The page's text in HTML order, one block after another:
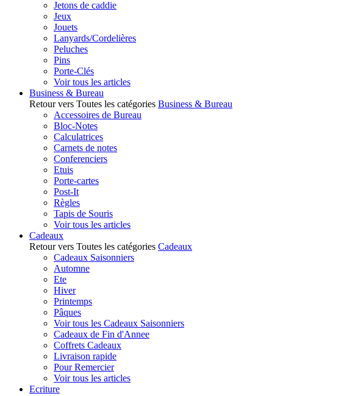
Jetons de caddie
Jeux
Jouets
Lanyards/Cordelières
Peluches
Pins
Porte-Clés
Voir tous les articles
Business & Bureau
Retour vers Toutes les catégories Business & Bureau
Accessoires de Bureau
Bloc-Notes
Calculatrices
Carnets de notes
Conferenciers
Etuis
Porte-cartes
Post-It
Règles
Tapis de Souris
Voir tous les articles
Cadeaux
Retour vers Toutes les catégories Cadeaux
Cadeaux Saisonniers
Automne
Ete
Hiver
Printemps
Pâques
Voir tous les Cadeaux Saisonniers
Cadeaux de Fin d'Annee
Coffrets Cadeaux
Livraison rapide
Pour Remercier
Voir tous les articles
Ecriture